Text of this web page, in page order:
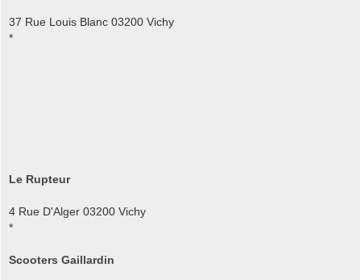
37 Rue Louis Blanc 03200 Vichy
*
Le Rupteur
4 Rue D'Alger 03200 Vichy
*
Scooters Gaillardin